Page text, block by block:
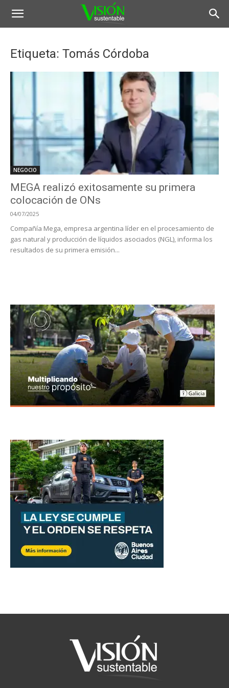
Etiqueta: Tomás Córdoba
NEGOCIO
MEGA realizó exitosamente su primera
colocación de ONs
04/07/2025
Compañía Mega, empresa argentina líder en el procesamiento de
gas natural y producción de líquidos asociados (NGL), informa los
resultados de su primera emisión...